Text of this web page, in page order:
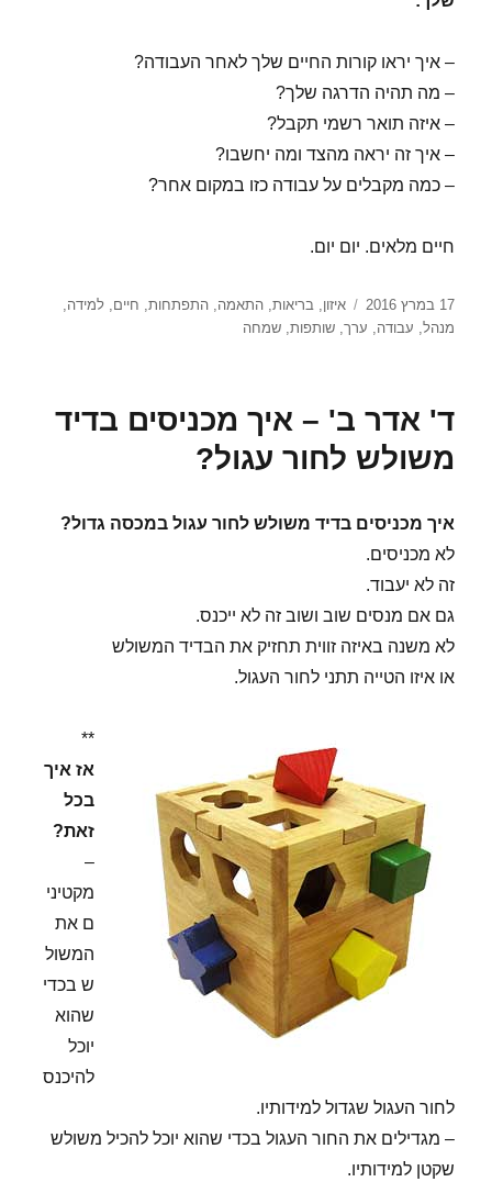
– איך יראו קורות החיים שלך לאחר העבודה?
– מה תהיה הדרגה שלך?
– איזה תואר רשמי תקבל?
– איך זה יראה מהצד ומה יחשבו?
– כמה מקבלים על עבודה כזו במקום אחר?
חיים מלאים. יום יום.
פורסם
בתאריך
17 במרץ 2016 תגיות
איזון,בריאות,התאמה,התפתחות, חיים,למידה,
מנהל, עבודה, ערך,שותפות,שמחה
ד' אדר ב' – איך מכניסים בדיד
משולש לחור עגול?
איך מכניסים בדיד משולש לחור עגול במכסה גדול?
לא מכניסים.
זה לא יעבוד.
גם אם מנסים שוב ושוב זה לא ייכנס.
לא משנה באיזה זווית תחזיק את הבדיד המשולש
או איזו הטייה תתני לחור העגול.
**
אז איך
בכל
זאת?
–
מקטיני
ם את
המשול
ש בכדי
שהוא
יוכל
להיכנס
לחור העגול שגדול למידותיו.
– מגדילים את החור העגול בכדי שהוא יוכל להכיל משולש
שקטן למידותיו.